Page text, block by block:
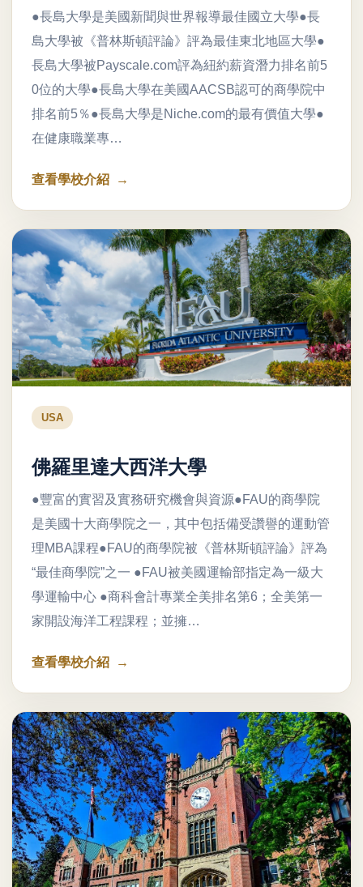
●長島大學是美國新聞與世界報導最佳國立大學●長
島大學被《普林斯頓評論》評為最佳東北地區大學●
長島大學被Payscale.com評為紐約薪資潛力排名前5
0位的大學●長島大學在美國AACSB認可的商學院中
排名前5％●長島大學是Niche.com的最有價值大學●
在健康職業專…
查看學校介紹
USA
佛羅里達大西洋大學
●豐富的實習及實務研究機會與資源●FAU的商學院
是美國十大商學院之一，其中包括備受讚譽的運動管
理MBA課程●FAU的商學院被《普林斯頓評論》評為
“最佳商學院”之一 ●FAU被美國運輸部指定為一級大
學運輸中心 ●商科會計專業全美排名第6；全美第一
家開設海洋工程課程；並擁…
查看學校介紹